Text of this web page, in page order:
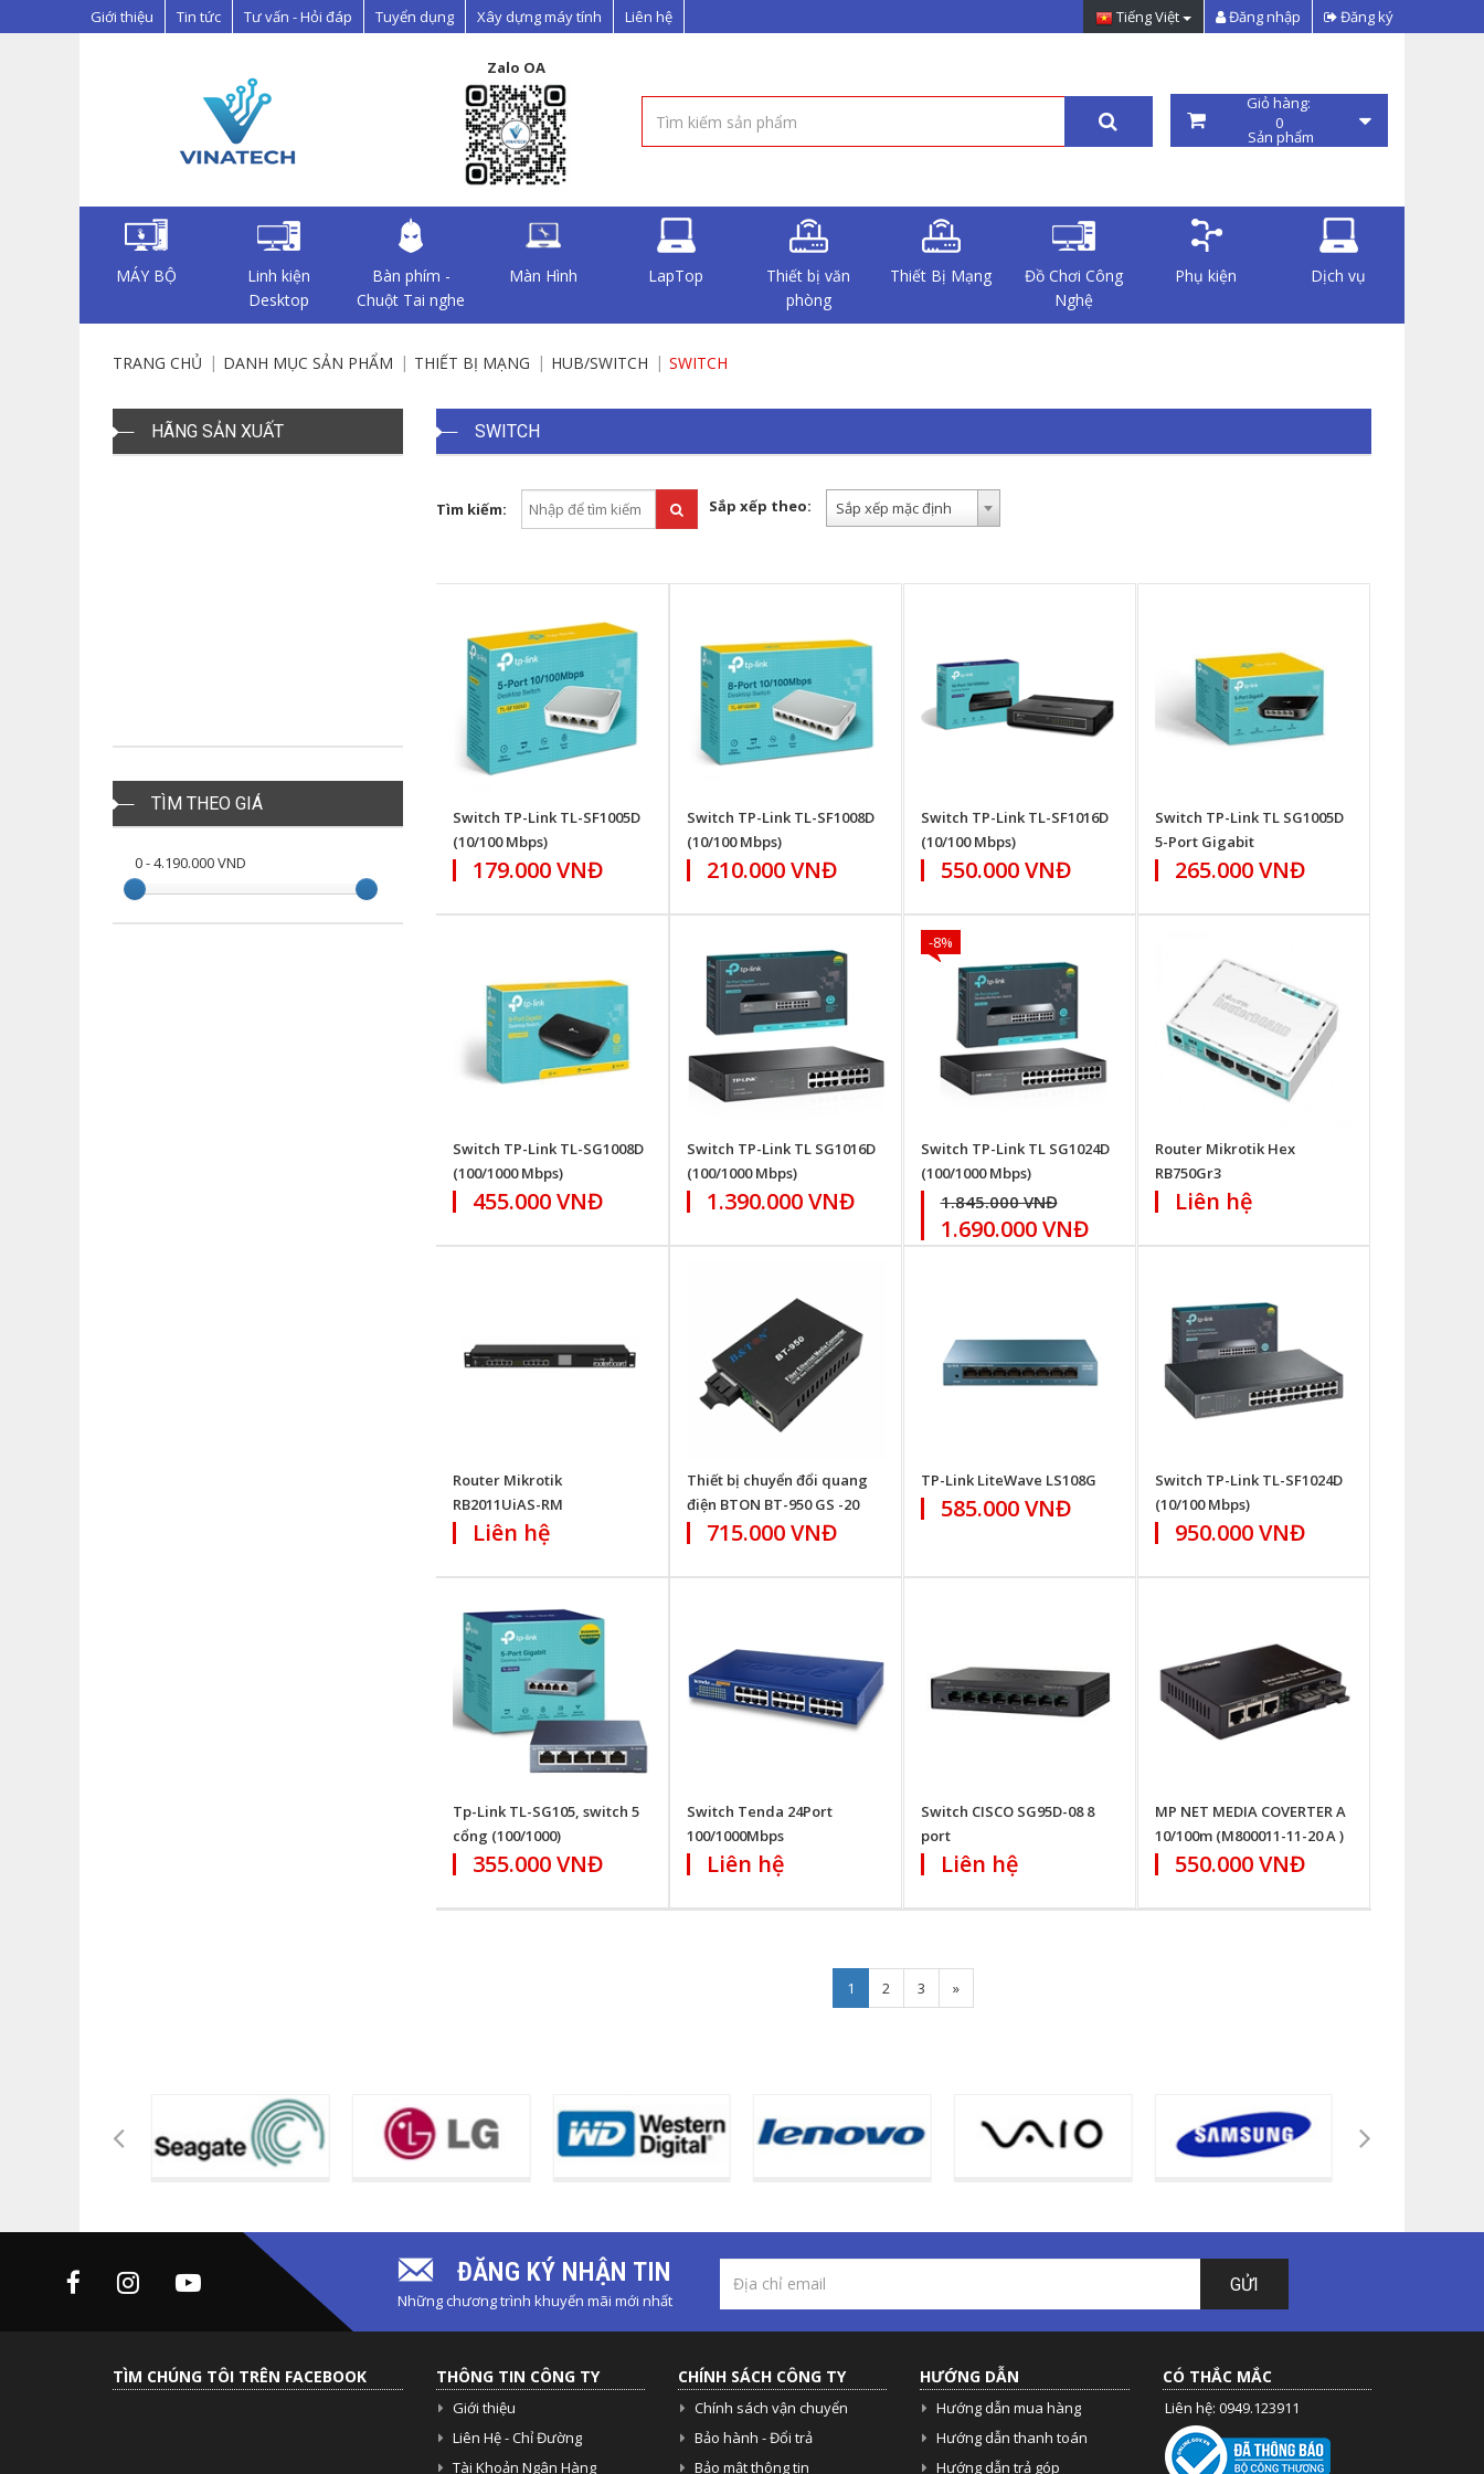
Giới thiệu Tin tức Tư vấn - Hỏi đáp Tuyển dụng Xây dựng máy tính Liên hệ Tiếng Việt Đăng nhập Đăng ký
Zalo OA
Giỏ hàng:
0
Sản phẩm
MÁY BỘ
Linh kiện
Desktop
Bàn phím -
Chuột Tai nghe
Màn Hình LapTop
Thiết bị văn
phòng
Thiết Bị Mạng
Đồ Chơi Công
Nghệ
Phụ kiện Dịch vụ
TRANG CHỦ DANH MỤC SẢN PHẨM THIẾT BỊ MẠNG HUB/SWITCH SWITCH
SWITCH
Tìm kiếm: Sắp xếp theo: Sắp xếp mặc định
Switch TP-Link TL-SF1005D
(10/100 Mbps)
179.000 VNĐ
Switch TP-Link TL-SF1008D
(10/100 Mbps)
210.000 VNĐ
Switch TP-Link TL-SF1016D
(10/100 Mbps)
550.000 VNĐ
Switch TP-Link TL SG1005D
5-Port Gigabit
265.000 VNĐ
Switch TP-Link TL-SG1008D
(100/1000 Mbps)
455.000 VNĐ
Switch TP-Link TL SG1016D
(100/1000 Mbps)
1.390.000 VNĐ
-8%
Switch TP-Link TL SG1024D
(100/1000 Mbps)
1.845.000 VNĐ
1.690.000 VNĐ
Router Mikrotik Hex
RB750Gr3
Liên hệ
Router Mikrotik
RB2011UiAS-RM
Liên hệ
Thiết bị chuyển đổi quang
điện BTON BT-950 GS -20
715.000 VNĐ
TP-Link LiteWave LS108G
585.000 VNĐ
Switch TP-Link TL-SF1024D
(10/100 Mbps)
950.000 VNĐ
Tp-Link TL-SG105, switch 5
cổng (100/1000)
355.000 VNĐ
Switch Tenda 24Port
100/1000Mbps
Liên hệ
Switch CISCO SG95D-08 8
port
Liên hệ
MP NET MEDIA COVERTER A
10/100m (M800011-11-20 A )
550.000 VNĐ
1 2 3 »Next
HÃNG SẢN XUẤT
TÌM THEO GIÁ
0-4.190.000VND
ĐĂNG KÝ NHẬN TIN
Những chương trình khuyến mãi mới nhất
GỬI
TÌM CHÚNG TÔI TRÊN FACEBOOK THÔNG TIN CÔNG TY
Giới thiệu
Liên Hệ - Chỉ Đường
Tài Khoản Ngân Hàng
CHÍNH SÁCH CÔNG TY
Chính sách vận chuyển
Bảo hành - Đổi trả
Bảo mật thông tin
HƯỚNG DẪN
Hướng dẫn mua hàng
Hướng dẫn thanh toán
Hướng dẫn trả góp
CÓ THẮC MẮC
Liên hệ: 0949.123911